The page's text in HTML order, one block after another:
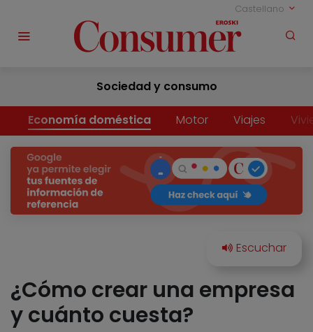
Castellano
Sociedad y consumo
Economía doméstica Motor Viajes
¿Cómo crear una empresa
y cuánto cuesta?